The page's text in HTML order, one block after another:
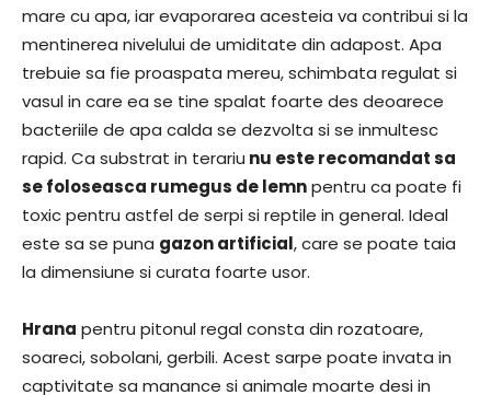
mare cu apa, iar evaporarea acesteia va contribui si la
mentinerea nivelului de umiditate din adapost. Apa
trebuie sa fie proaspata mereu, schimbata regulat si
vasul in care ea se tine spalat foarte des deoarece
bacteriile de apa calda se dezvolta si se inmultesc
rapid. Ca substrat in terariu nu este recomandat sa
se foloseasca rumegus de lemnpentru ca poate fi
toxic pentru astfel de serpi si reptile in general. Ideal
este sa se puna gazon artificial, care se poate taia
la dimensiune si curata foarte usor.
Hrana pentru pitonul regal consta din rozatoare,
soareci, sobolani, gerbili. Acest sarpe poate invata in
captivitate sa manance si animale moarte desi in